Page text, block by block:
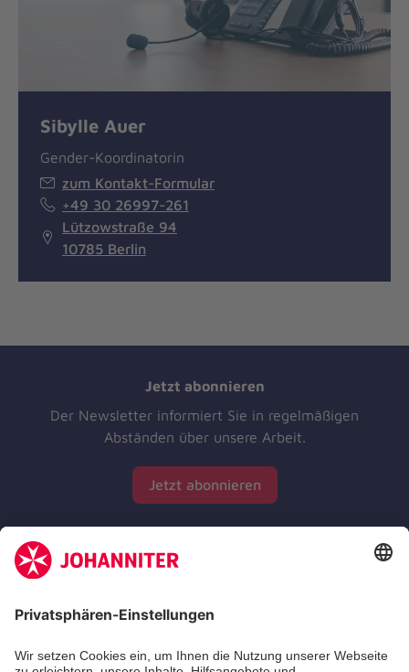
Sibylle Auer
Gender-Koordinatorin
zum Kontakt-Formular
+49 30 26997-261
Lützowstraße 94
10785 Berlin
Jetzt abonnieren
Der Newsletter informiert Sie in regelmäßigen
Abständen über unsere Arbeit.
Jetzt abonnieren
Zertifizierung der Johanniter-Unfall-Hilfe e.V.